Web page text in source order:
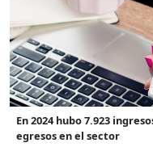
En 2024 hubo 7.923
egresos en el sector